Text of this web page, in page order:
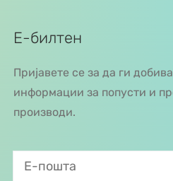
Е-билтен
Пријавете се за да ги
информации за попусти и
производи.